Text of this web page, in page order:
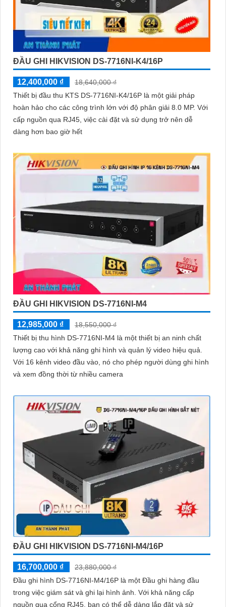
ĐẦU GHI HIKVISION DS-7716NI-K4/16P
12,400,000 ₫
18,640,000 ₫
Thiết bị đầu thu KTS DS-7716NI-K4/16P là một giải pháp
hoàn hảo cho các công trình lớn với độ phân giải 8.0 MP. Với
cấp nguồn qua RJ45, việc cài đặt và sử dụng trở nên dễ
dàng hơn bao giờ hết
ĐẦU GHI HIKVISION DS-7716NI-M4
12,985,000 ₫
18,550,000 ₫
Thiết bị thu hình DS-7716NI-M4 là một thiết bị an ninh chất
lượng cao với khả năng ghi hình và quản lý video hiệu quả.
Với 16 kênh video đầu vào, nó cho phép người dùng ghi hình
và xem đồng thời từ nhiều camera
ĐẦU GHI HIKVISION DS-7716NI-M4/16P
16,700,000 ₫
23,880,000 ₫
Đầu ghi hình DS-7716NI-M4/16P là một Đầu ghi hàng đầu
trong việc giám sát và ghi lại hình ảnh. Với khả năng cấp
nguồn qua cổng RJ45, bạn có thể dễ dàng lắp đặt và sử